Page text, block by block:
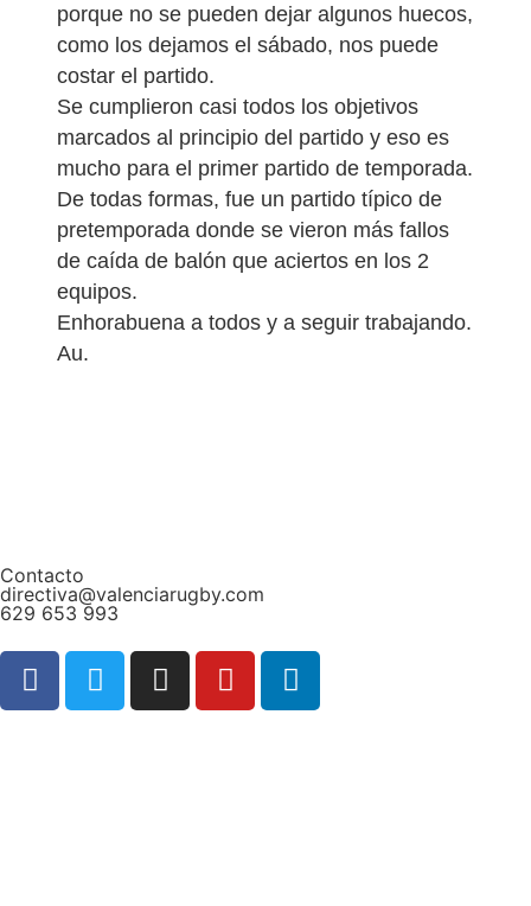
porque no se pueden dejar algunos huecos,
como los dejamos el sábado, nos puede
costar el partido.
Se cumplieron casi todos los objetivos
marcados al principio del partido y eso es
mucho para el primer partido de temporada.
De todas formas, fue un partido típico de
pretemporada donde se vieron más fallos
de caída de balón que aciertos en los 2
equipos.
Enhorabuena a todos y a seguir trabajando.
Au.
Contacto
directiva@valenciarugby.com
629 653 993